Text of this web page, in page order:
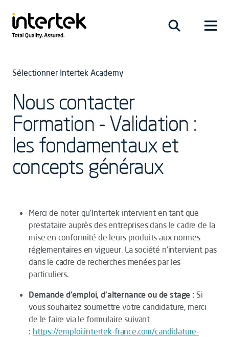
Sélectionner Intertek Academy
Nous contacter
Formation - Validation :
les fondamentaux et
concepts généraux
Merci de noter qu’Intertek intervient en tant que
prestataire auprès des entreprises dans le cadre de la
mise en conformité de leurs produits aux normes
réglementaires en vigueur. La société n’intervient pas
dans le cadre de recherches menées par les
particuliers.
Demande d'emploi, d'alternance ou de stage : Si
vous souhaitez soumettre votre candidature, merci
de le faire via le formulaire suivant
: https://emploi.intertek-france.com/candidature-